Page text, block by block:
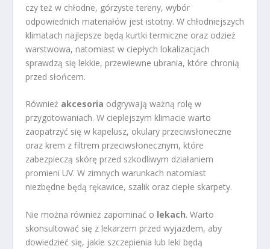
czy też w chłodne, górzyste tereny, wybór
odpowiednich materiałów jest istotny. W chłodniejszych
klimatach najlepsze będą kurtki termiczne oraz odzież
warstwowa, natomiast w ciepłych lokalizacjach
sprawdzą się lekkie, przewiewne ubrania, które chronią
przed słońcem.
Również akcesoria odgrywają ważną rolę w
przygotowaniach. W cieplejszym klimacie warto
zaopatrzyć się w kapelusz, okulary przeciwsłoneczne
oraz krem z filtrem przeciwsłonecznym, które
zabezpieczą skórę przed szkodliwym działaniem
promieni UV. W zimnych warunkach natomiast
niezbędne będą rękawice, szalik oraz ciepłe skarpety.
Nie można również zapominać o lekach. Warto
skonsultować się z lekarzem przed wyjazdem, aby
dowiedzieć się, jakie szczepienia lub leki będą